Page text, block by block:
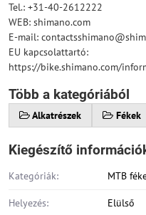
Tel.: +31-40-2612222
WEB: shimano.com
E-mail:
EU kapcsolattartó:
https://bike.shimano.com/
Több a kategóriából
Alkatrészek Fékek
Kiegészítő
Kategóriák: MTB
Helyezés: Elülső